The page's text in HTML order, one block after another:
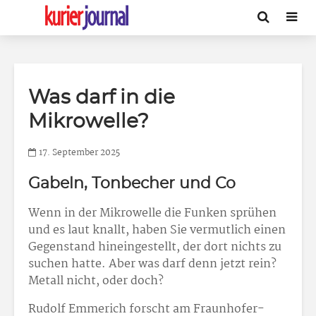
Was darf in die
Mikrowelle?
17. September 2025
Gabeln, Tonbecher und Co
Wenn in der Mikrowelle die Funken sprühen
und es laut knallt, haben Sie vermutlich einen
Gegenstand hineingestellt, der dort nichts zu
suchen hatte. Aber was darf denn jetzt rein?
Metall nicht, oder doch?
Rudolf Emmerich forscht am Fraunhofer-